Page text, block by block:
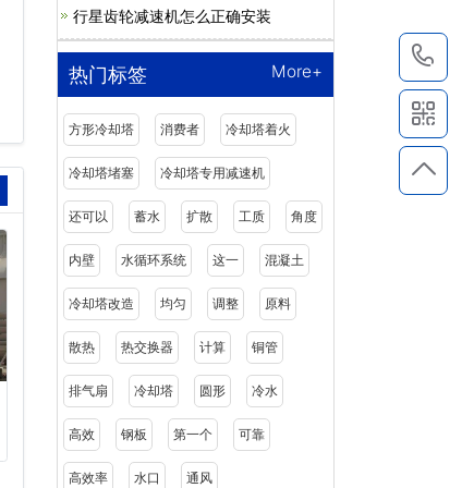
不锈钢复合流闭式冷却塔
哪家好…
11-22 222
玻璃钢冷却塔
行星齿轮减速机怎么正确安装
热门标签 More+
方形冷却塔 消费者 冷却塔着火
冷却塔堵塞 冷却塔专用减速机
还可以 蓄水 扩散 工质 角度
内壁 水循环系统 这一 混凝土
冷却塔改造 均匀 调整 原料
散热 热交换器 计算 铜管
排气扇 冷却塔 圆形 冷水
高效 钢板 第一个 可靠
高效率 水口 通风